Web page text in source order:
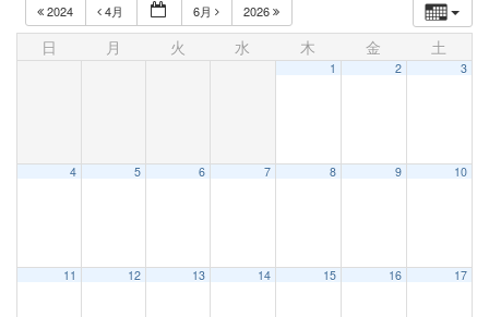
2024 4月 6月 2026
日 月 火 水 木 金 土
1 2 3
4 5 6 7 8 9 10
11 12 13 14 15 16 17